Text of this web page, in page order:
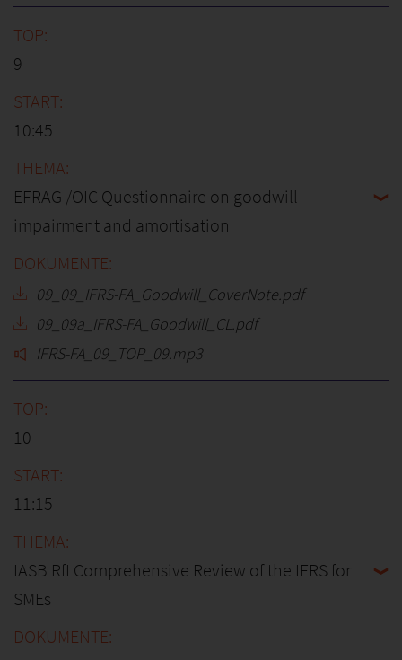
9
10:45
EFRAG /OIC Questionnaire on goodwill
impairment and amortisation
09_09_IFRS-FA_Goodwill_CoverNote.pdf
09_09a_IFRS-FA_Goodwill_CL.pdf
IFRS-FA_09_TOP_09.mp3
10
11:15
IASB RfI Comprehensive Review of the IFRS for
SMEs